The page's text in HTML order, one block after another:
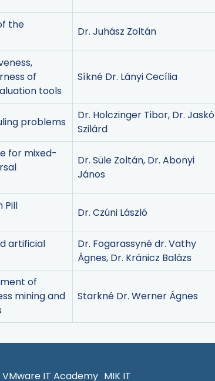
the
Dr. Juhász Zoltán
of
tools
Síkné Dr. Lányi Cecília
problems
Dr. Holczinger Tibor, Dr. Jaskó
Szilárd
for mixed-
Dr. Süle Zoltán, Dr. Abonyi
János
Pill
Dr. Czúni László
artificial
Dr. Fogarassyné dr. Vathy
Ágnes, Dr. Kránicz Balázs
of
mining and
Starkné Dr. Werner Ágnes
VMware IT Academy MIK IT